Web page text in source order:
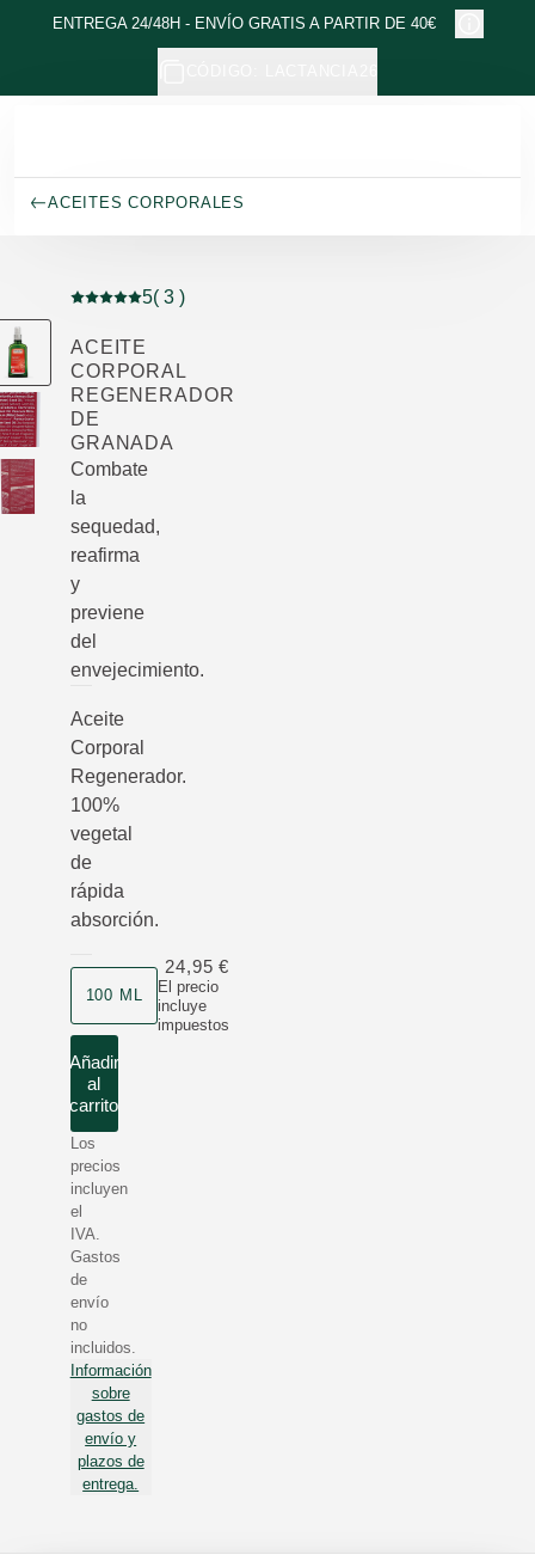
Ir al contenido principal
ENTREGA 24/48H - ENVÍO GRATIS A PARTIR DE 40€
ACEITES CORPORALES
Puntuación: 5 / 5 estrellas 3 valoraciones de usuarios
5( 3 )
ACEITE
CORPORAL
REGENERADOR
DE
GRANADA
Combate
la
sequedad,
reafirma
y
previene
del
envejecimiento.
Aceite
Corporal
Regenerador.
100%
vegetal
de
rápida
absorción.
100 ML
El precio
incluye
impuestos
24,95 €
Añadir
al
carrito
Los
precios
incluyen
el
IVA.
Gastos
de
envío
no
incluidos.
Información
sobre
gastos de
envío y
plazos de
entrega.